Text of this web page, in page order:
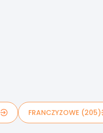
FRANCZYZOWE (205)